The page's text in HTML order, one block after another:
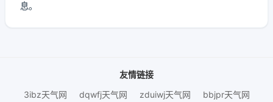
息。
友情链接
3ibz天气网
dqwfj天气网 zduiwj天气网 bbjpr天气网